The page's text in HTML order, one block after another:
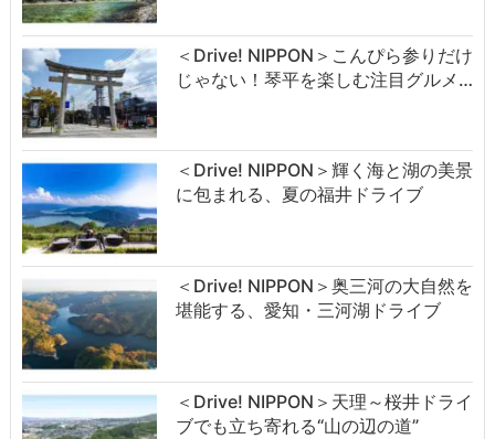
＜Drive! NIPPON＞こんぴら参りだけ
じゃない！琴平を楽しむ注目グルメ…
＜Drive! NIPPON＞輝く海と湖の美景
に包まれる、夏の福井ドライブ
＜Drive! NIPPON＞奥三河の大自然を
堪能する、愛知・三河湖ドライブ
＜Drive! NIPPON＞天理～桜井ドライ
ブでも立ち寄れる“山の辺の道”